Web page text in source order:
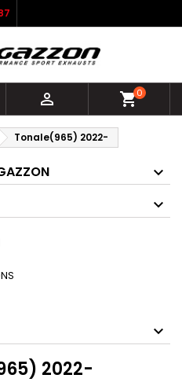
 shopping_cart0
Tonale(965) 2022-
2022-